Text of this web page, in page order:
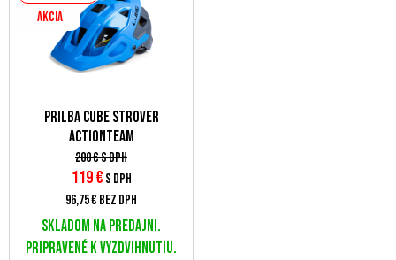
AKCIA
Prilba Cube Strover
ActionTeam
200 €s DPH
119 € s DPH
96,75 € bez DPH
Skladom na predajni.
Pripravené k vyzdvihnutiu.